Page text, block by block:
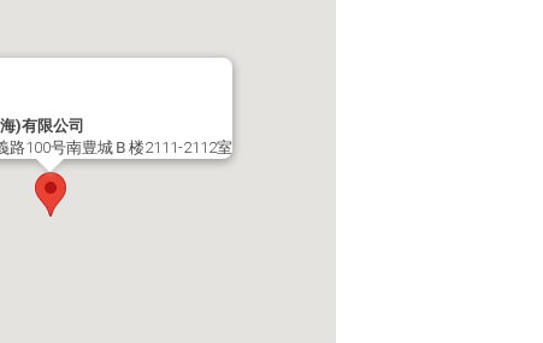
)有限公司
路100号南豊城Ｂ楼2111-2112室